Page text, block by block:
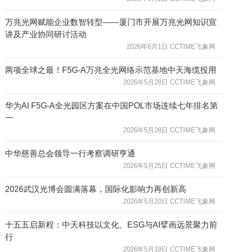
万兆光网赋能企业数智转型——厦门市开展万兆光网知识宣
讲及产业协同研讨活动
2026年6月1日 CCTIME飞象网
两项全球之最！F5G-A万兆全光网络示范基地中天海缆投用
2026年5月28日 CCTIME飞象网
华为AI F5G-A全光园区方案在中国POL市场连续七年排名第
一
2026年5月28日 CCTIME飞象网
中华慈善总会领导一行考察调研亨通
2026年5月25日 CCTIME飞象网
2026武汉光博会圆满落幕，国际化影响力再创新高
2026年5月20日 CCTIME飞象网
十五五启新程：中天科技以文化、ESG与AI擘画远景聚力前
行
2026年5月19日 CCTIME飞象网